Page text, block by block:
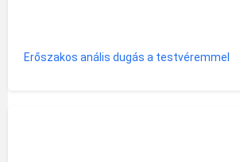
Erőszakos anális dugás a testvéremmel